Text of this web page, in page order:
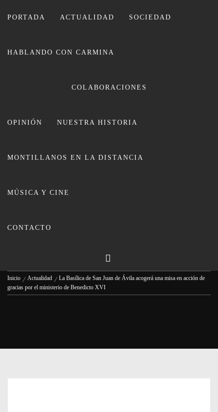
PORTADA ACTUALIDAD SOCIEDAD
HABLANDO CON CARMINA
COLABORACIONES
OPINIÓN NUESTRA HISTORIA
MONTILLANOS EN LA DISTANCIA
MÚSICA Y CINE
CONTACTO
CARMINA LEIVA
La Basílica de San Juan de Ávila
Benedicto XVI
Carmina Leiva
Inicio Actualidad
La Basílica de San Juan de Ávila acogerá una misa en acción de
gracias por el ministerio de Benedicto XVI